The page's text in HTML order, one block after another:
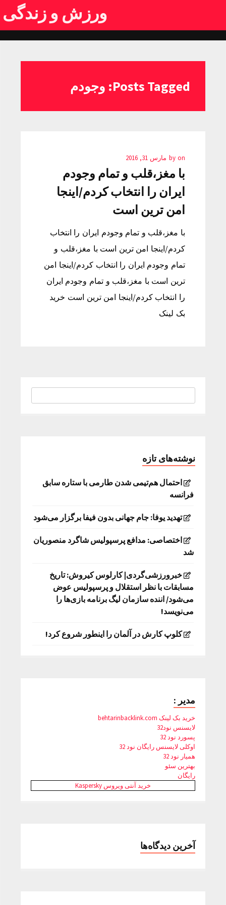
ورزش و زندگی
Posts Tagged: وجودم
by on مارس 31, 2016
با مغز،قلب و تمام وجودم
ایران را انتخاب کردم/اینجا
امن ترین است
با مغز،قلب و تمام وجودم ایران را انتخاب
کردم/اینجا امن ترین است با مغز،قلب و
تمام وجودم ایران را انتخاب کردم/اینجا امن
ترین است با مغز،قلب و تمام وجودم ایران
را انتخاب کردم/اینجا امن ترین است خرید
بک لینک
نوشته‌های تازه
احتمال هم‌تیمی شدن طارمی با ستاره سابق
فرانسه
تهدید یوفا: جام جهانی بدون فیفا برگزار می‌شود
اختصاصی: مدافع پرسپولیس شاگرد منصوریان
شد
خبرورزشی‌گردی| کارلوس کیروش: تاریخ
مسابقات با نظر استقلال و پرسپولیس عوض
می‌شود/ اننده سازمان لیگ برنامه بازی‌ها را
می‌نویسد!
کلوپ کارش در آلمان را اینطور شروع کرد!
مدیر :
خرید بک لینک behtarinbacklink.com
لایسنس نود32
پسورد نود 32
اوکلی لایسنس رایگان نود 32
همیار نود 32
بهترین سئو
رایگان
خرید آنتی ویروس Kaspersky
آخرین دیدگاه‌ها